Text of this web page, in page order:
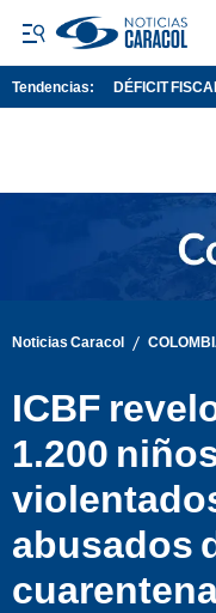
Tendencias: DÉFICIT
Noticias Caracol /
ICBF
1.200
abusados